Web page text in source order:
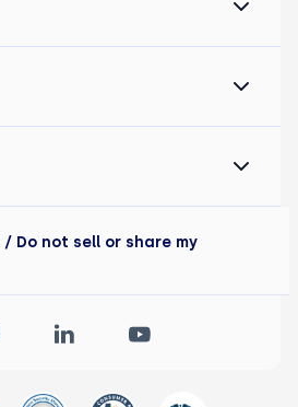
/ Do not sell or share my